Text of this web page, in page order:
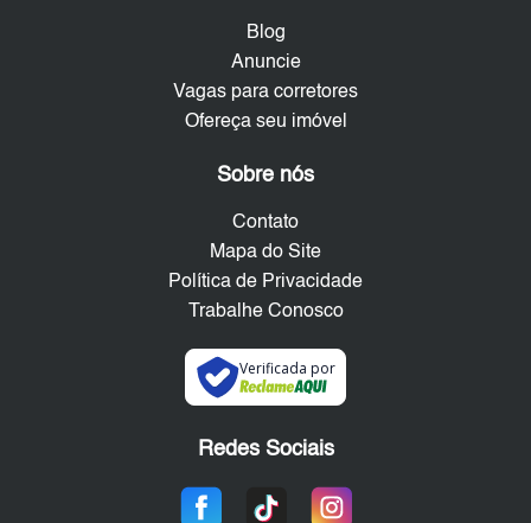
Blog
Anuncie
Vagas para corretores
Ofereça seu imóvel
Sobre nós
Contato
Mapa do Site
Política de Privacidade
Trabalhe Conosco
Verificada por
Redes Sociais